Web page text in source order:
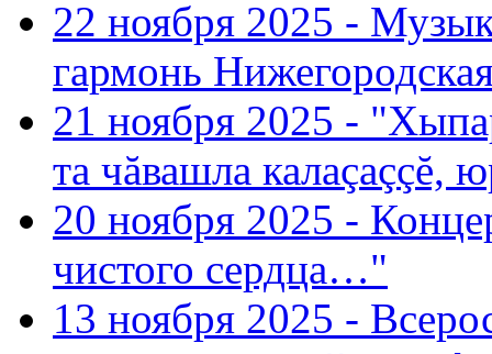
22 ноября 2025 -
гармонь
21 ноября 2025 -
та чăвашла калаçаççĕ,
20 ноября 2025 -
чистого сердца…"
13 ноября 2025 -